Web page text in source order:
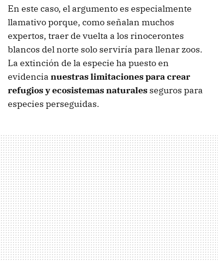
En este caso, el argumento es especialmente
llamativo porque, como señalan muchos
expertos, traer de vuelta a los rinocerontes
blancos del norte solo serviría para llenar zoos.
La extinción de la especie ha puesto en
evidencia nuestras limitaciones para crear
refugios y ecosistemas naturales seguros para
especies perseguidas.